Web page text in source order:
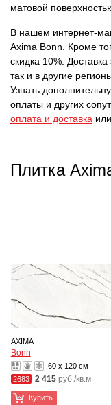
матовой
В нашем интернет-
Axima Bonn. Кроме
скидка 10%.
так и в другие
Узнать
оплаты и других
оплата и доставка
Плитка
AXIMA
Bonn
60 x 120 см
2683 2 415 руб./кв.м
Купить